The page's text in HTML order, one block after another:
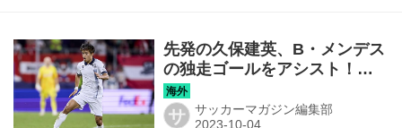
先発の久保建英、B・メンデス
の独走ゴールをアシスト！
ソシエダが20シーズンぶりに
CLで勝利【CL】
サ サッカーマガジン編集部